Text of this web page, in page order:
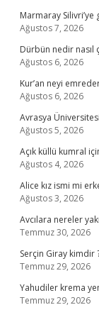
Marmaray Silivri’ye
Ağustos 7, 2026
Dürbün nedir nasıl
Ağustos 6, 2026
Kur’an neyi
Ağustos 6, 2026
Avrasya
Ağustos 5, 2026
Açık küllü kumral
Ağustos 4, 2026
Alice kız ismi mi
Ağustos 3, 2026
Avcılara nereler
Temmuz 30, 2026
Serçin Giray kimdir
Temmuz 29, 2026
Yahudiler krema
Temmuz 29, 2026